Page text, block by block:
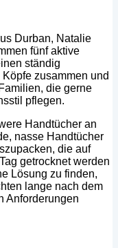
Durban, Natalie
fünf aktive
ständig
zusammen und
die gerne
pflegen.
Handtücher an
nasse Handtücher
die auf
getrocknet werden
Lösung zu finden,
lange nach dem
Anforderungen